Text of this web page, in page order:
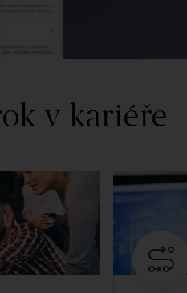
v kariéře